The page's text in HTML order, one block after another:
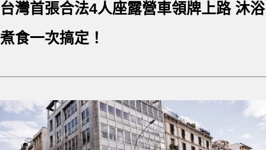
台灣首張合法4人座露營車領牌上路 沐浴
煮食一次搞定！